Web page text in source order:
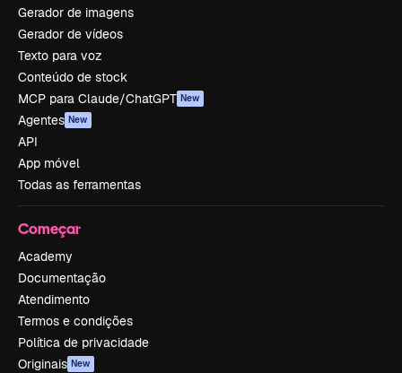
Gerador de imagens
Gerador de vídeos
Texto para voz
Conteúdo de stock
MCP para Claude/ChatGPT New
Agentes New
API
App móvel
Todas as ferramentas
Começar
Academy
Documentação
Atendimento
Termos e condições
Política de privacidade
Originais New